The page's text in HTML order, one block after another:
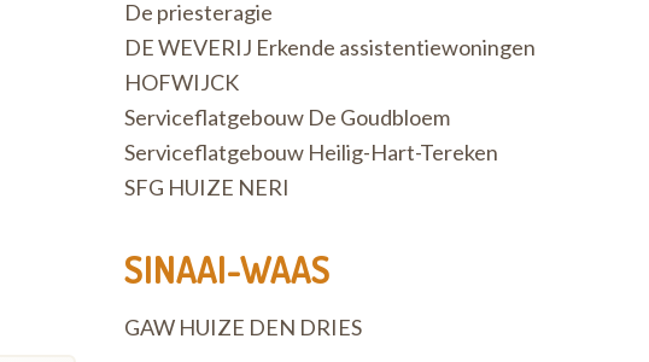
De priesteragie
DE WEVERIJ Erkende assistentiewoningen
HOFWIJCK
Serviceflatgebouw De Goudbloem
Serviceflatgebouw Heilig-Hart-Tereken
SFG HUIZE NERI
SINAAI-WAAS
GAW HUIZE DEN DRIES